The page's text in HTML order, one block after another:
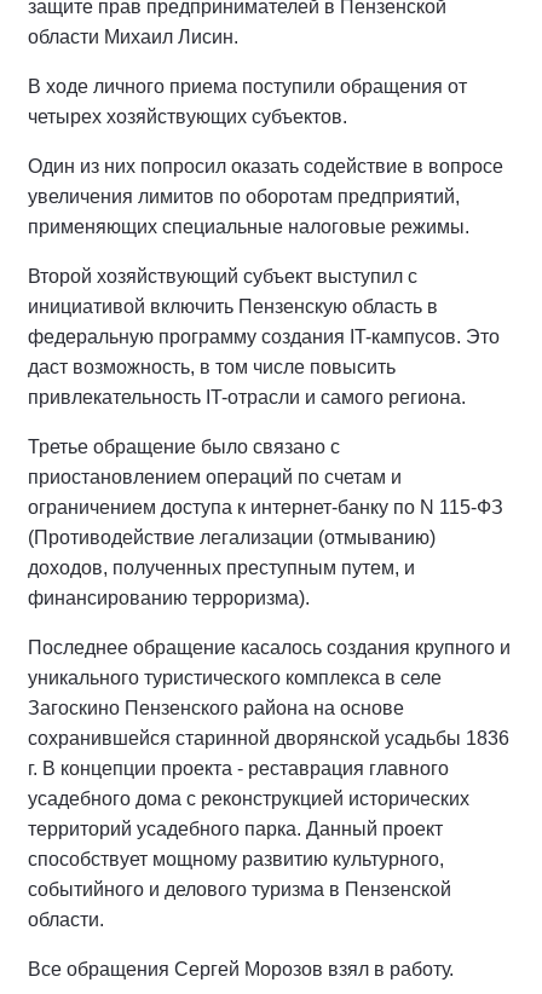
защите прав предпринимателей в Пензенской
области Михаил Лисин.
В ходе личного приема поступили обращения от
четырех хозяйствующих субъектов.
Один из них попросил оказать содействие в вопросе
увеличения лимитов по оборотам предприятий,
применяющих специальные налоговые режимы.
Второй хозяйствующий субъект выступил с
инициативой включить Пензенскую область в
федеральную программу создания IT-кампусов. Это
даст возможность, в том числе повысить
привлекательность IT-отрасли и самого региона.
Третье обращение было связано с
приостановлением операций по счетам и
ограничением доступа к интернет-банку по N 115-ФЗ
(Противодействие легализации (отмыванию)
доходов, полученных преступным путем, и
финансированию терроризма).
Последнее обращение касалось создания крупного и
уникального туристического комплекса в селе
Загоскино Пензенского района на основе
сохранившейся старинной дворянской усадьбы 1836
г. В концепции проекта - реставрация главного
усадебного дома с реконструкцией исторических
территорий усадебного парка. Данный проект
способствует мощному развитию культурного,
событийного и делового туризма в Пензенской
области.
Все обращения Сергей Морозов взял в работу.